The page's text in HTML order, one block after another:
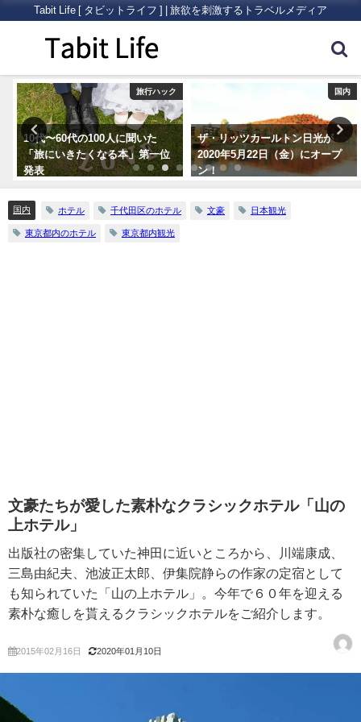
Tabit Life [ タビットライフ ] | 旅欲を刺激するトラベルメディア
旅行ハック
10代〜60代の100人に聞いた
「旅にいきたくなる本」第一位
発表
国内
ザ・リッツカールトン日光が
2020年5月22日（金）にオープ
ン！
国内 ホテル 千代田区のホテル 文豪 日本観光
東京都内のホテル 東京都内観光
文豪たちが愛した素朴なクラシックホテル「山の
上ホテル」
出版社の密集していた神田に近いところから、川端康成、
三島由紀夫、池波正太郎、伊集院静らの作家の定宿として
も知られていた「山の上ホテル」。今年で６０年を迎える
素朴な癒しを貰えるクラシックホテルをご紹介します。
2015年02月16日 2020年01月10日